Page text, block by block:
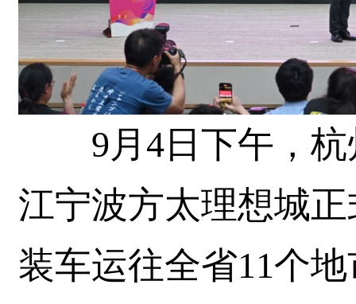
9月4日下午，杭
江宁波方太理想城
装车运往全省11个